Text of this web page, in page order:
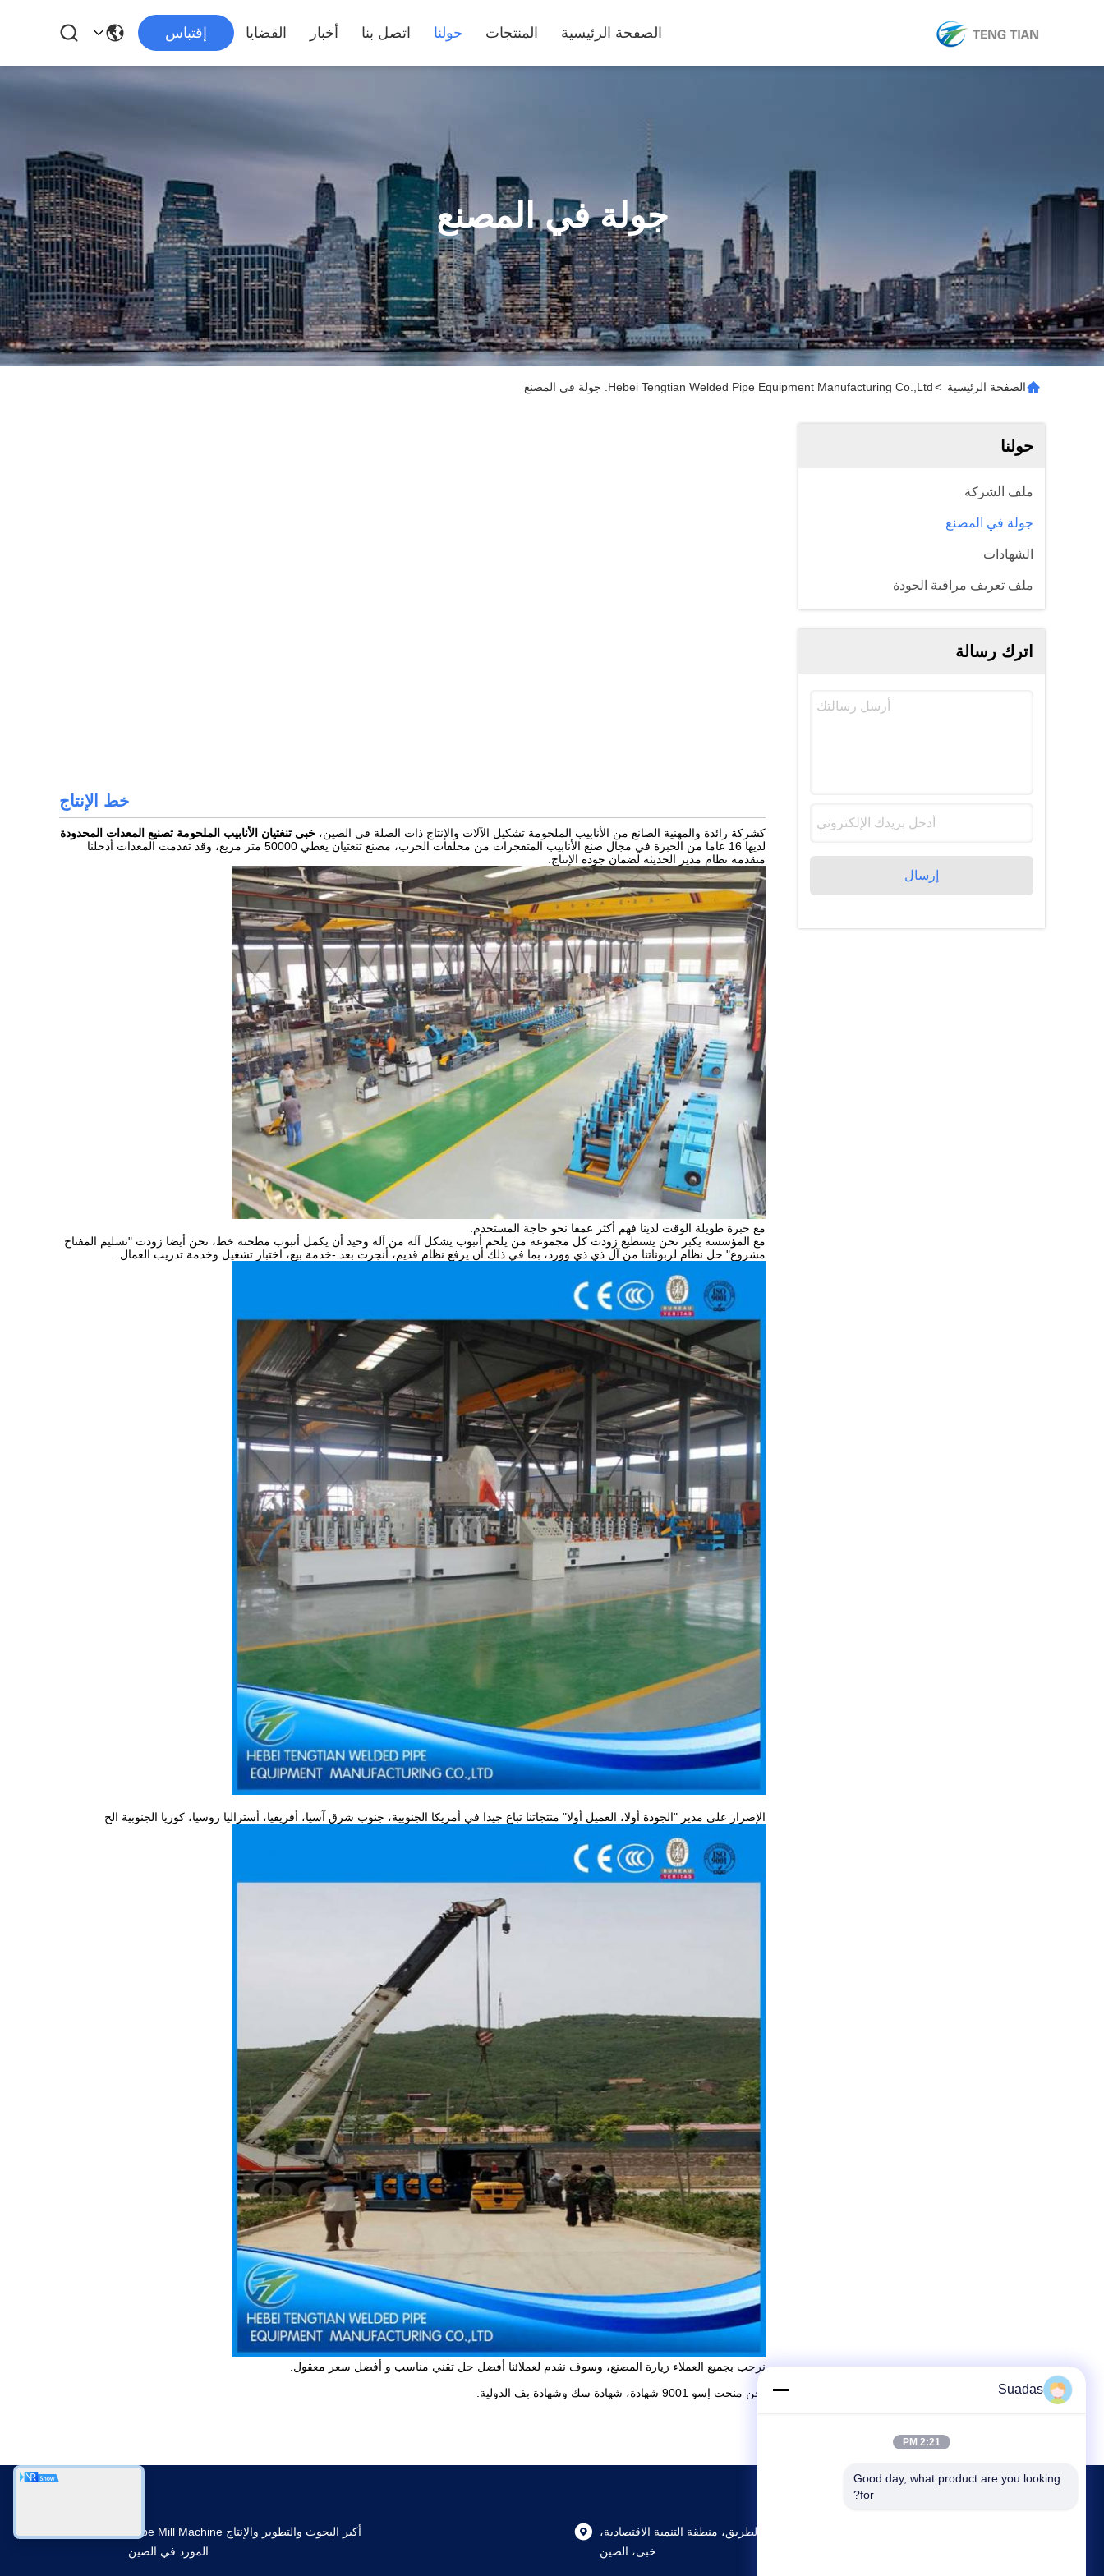
الصفحة الرئيسية المنتجات حولنا اتصل بنا أخبار القضايا إقتباس
جولة في المصنع
الصفحة الرئيسية >Hebei Tengtian Welded Pipe Equipment Manufacturing Co.,Ltd. جولة في المصنع
حولنا
ملف الشركة
جولة في المصنع
الشهادات
ملف تعريف مراقبة الجودة
اترك رسالة
إرسال
خط الإنتاج
كشركة رائدة والمهنية الصانع من الأنابيب الملحومة تشكيل الآلات والإنتاج ذات الصلة في الصين، خبى تنغتيان الأنابيب الملحومة تصنيع المعدات المحدودة
لديها 16 عاما من الخبرة في مجال صنع الأنابيب المتفجرات من مخلفات الحرب، مصنع تنغتيان يغطي 50000 متر مربع، وقد تقدمت المعدات أدخلنا
متقدمة نظام مدير الحديثة لضمان جودة الإنتاج.
مع خبرة طويلة الوقت لدينا فهم أكثر عمقا نحو حاجة المستخدم.
مع المؤسسة يكبر نحن يستطيع زودت كل مجموعة من يلحم أنبوب يشكل آلة من آلة وحيد أن يكمل أنبوب مطحنة خط، نحن أيضا زودت "تسليم المفتاح
مشروع" حل نظام لزبوناتنا من آل ذي ذي وورد، بما في ذلك أن يرفع نظام قديم، أنجزت بعد -خدمة بيع، اختبار تشغيل وخدمة تدريب العمال.
الإصرار على مدير "الجودة أولا، العميل أولا" منتجاتنا تباع جيدا في أمريكا الجنوبية، جنوب شرق آسيا، أفريقيا، أستراليا روسيا، كوريا الجنوبية الخ
نرحب بجميع العملاء زيارة المصنع، وسوف نقدم لعملائنا أفضل حل تقني مناسب و أفضل سعر معقول.
نحن منحت إسو 9001 شهادة، شهادة سك وشهادة بف الدولية.
No.15، شانكيان الطريق، منطقة التنمية الاقتصادية،
خبى، الصين
أكبر البحوث والتطوير والإنتاج Tube Mill Machine
المورد في الصين
Suadas
2:21 PM
Good day, what product are you looking
for?